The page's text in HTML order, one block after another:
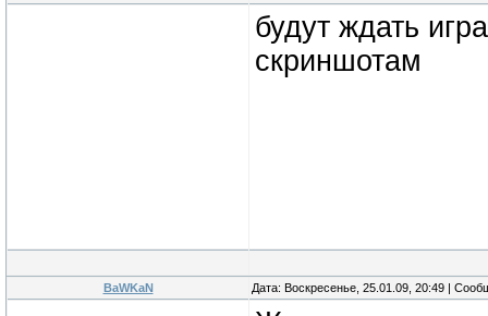
будут ждать
скриншотам
BaWKaN Дата: Воскресенье, 25.01.09, 20:49 |